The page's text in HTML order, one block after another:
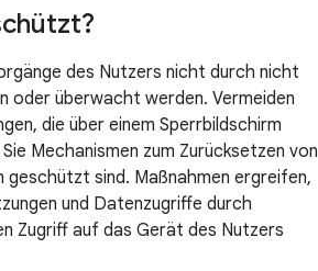
des Nutzers nicht durch nicht
oder überwacht werden. Vermeiden
die über einem Sperrbildschirm
Mechanismen zum Zurücksetzen von
sind. Maßnahmen ergreifen,
und Datenzugriffe durch
Zugriff auf das Gerät des Nutzers